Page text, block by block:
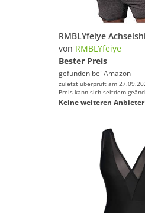
von RMBLYfeiye
Bester Preis
gefunden bei Amazon
zuletzt überprüft am
Preis kann sich seitdem
Keine weiteren Anbieter